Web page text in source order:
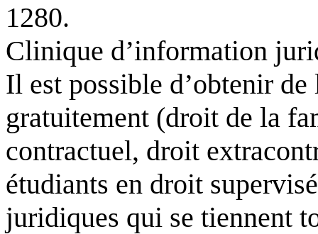
1280.
Clinique d’information
Il est possible d’obtenir
gratuitement (droit de la
contractuel, droit
étudiants en droit
juridiques qui se tiennent